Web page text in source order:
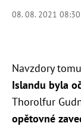
08. 08. 2021
Navzdory
Islandu byla
Thorolfur
opětovné